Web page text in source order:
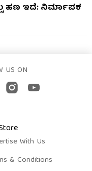
ಹಣ ಇದೆ: ನಿರ್ಮಾಪಕ
US ON
With Us
& Conditions